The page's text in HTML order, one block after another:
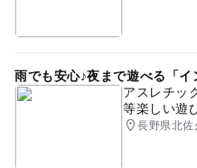
雨でも安心♪夜まで遊べる「イ
アスレチッ
等楽しい遊
長野県北